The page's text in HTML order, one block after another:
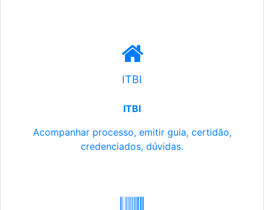
ITBI
ITBI
Acompanhar processo, emitir guia, certidão,
credenciados, dúvidas.